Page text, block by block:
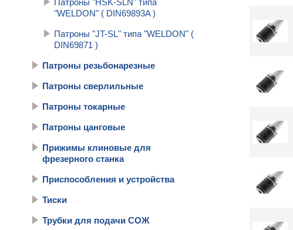
Патроны "HSK-SLN" типа
"WELDON" ( DIN69893A )
Патроны "JT-SL" типа "WELDON" (
DIN69871 )
Патроны резьбонарезные
Патроны сверлильные
Патроны токарные
Патроны цанговые
Прижимы клиновые для
фрезерного станка
Приспособления и устройства
Тиски
Трубки для подачи СОЖ